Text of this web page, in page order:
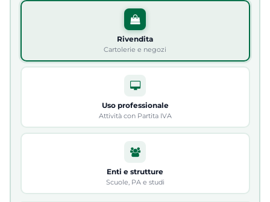
Rivendita
Cartolerie e negozi
Uso professionale
Attività con Partita IVA
Enti e strutture
Scuole, PA e studi